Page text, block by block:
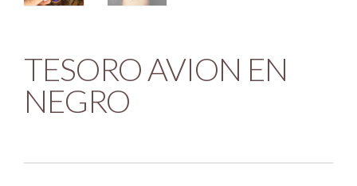
TESORO AVION EN
NEGRO